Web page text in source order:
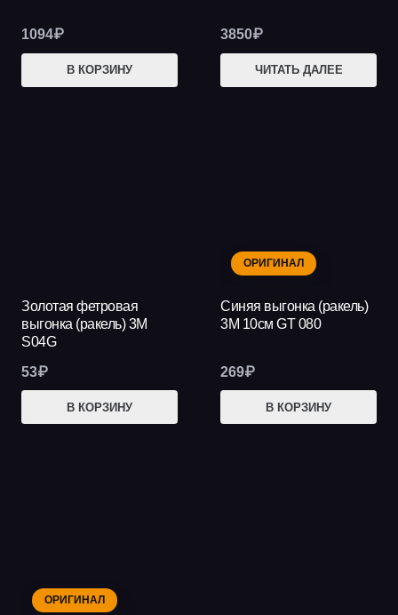
1094₽
В КОРЗИНУ
3850₽
ЧИТАТЬ ДАЛЕЕ
Золотая фетровая
выгонка (ракель) 3М
S04G
53₽
В КОРЗИНУ
ОРИГИНАЛ
Синяя выгонка (ракель)
3М 10см GT 080
269₽
В КОРЗИНУ
ОРИГИНАЛ